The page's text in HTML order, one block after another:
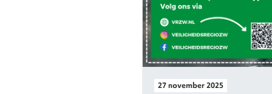
27 november 2025